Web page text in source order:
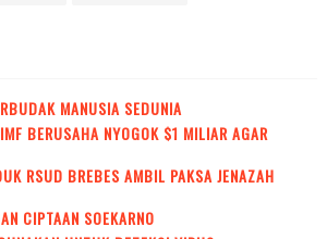
MANUSIA SEDUNIA
BERUSAHA NYOGOK $1 MILIAR AGAR
RSUD BREBES AMBIL PAKSA JENAZAH
CIPTAAN SOEKARNO